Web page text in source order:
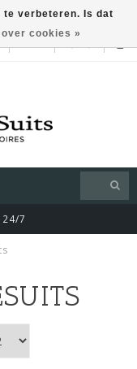
EUR
7
te verbeteren. Is dat
over cookies »